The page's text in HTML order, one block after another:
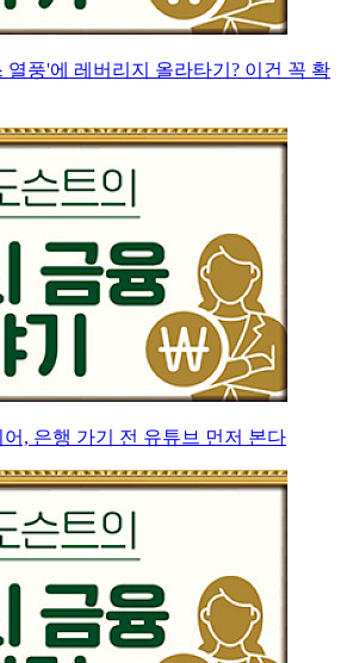
열풍'에 레버리지 올라타기? 이건 꼭 확
어, 은행 가기 전 유튜브 먼저 본다